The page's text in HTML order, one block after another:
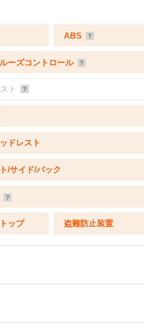
ABS
ーズコントロール
ト
ドレスト
/サイド/バック
ップ 盗難防止装置